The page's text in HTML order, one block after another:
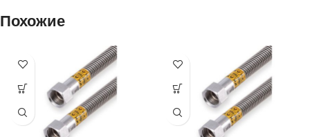
Похожие